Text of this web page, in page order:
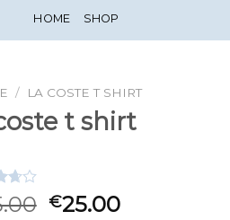
HOME SHOP
/ LA COSTE T SHIRT
t shirt
€25.00